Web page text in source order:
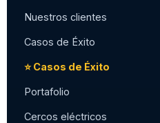
Nuestros clientes
Casos de Éxito
⭐ Casos de Éxito
Portafolio
Cercos eléctricos